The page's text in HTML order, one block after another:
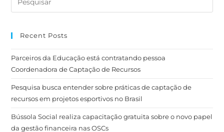
Recent Posts
Parceiros da Educação está contratando pessoa
Coordenadora de Captação de Recursos
Pesquisa busca entender sobre práticas de captação de
recursos em projetos esportivos no Brasil
Bússola Social realiza capacitação gratuita sobre o novo papel
da gestão financeira nas OSCs